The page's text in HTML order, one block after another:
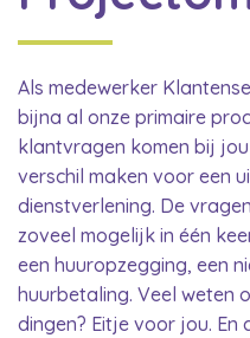
Als medewerker
bijna al onze primaire
klantvragen komen bij
verschil maken voor een
dienstverlening. De
zoveel mogelijk in één
een huuropzegging, een
huurbetaling. Veel weten
dingen? Eitje voor jou.